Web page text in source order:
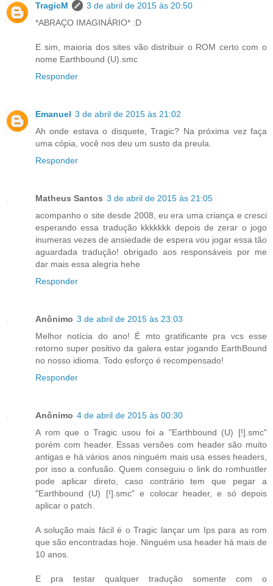
TragicM
3 de abril de 2015 às 20:50
*ABRAÇO IMAGINÁRIO* :D
E sim, maioria dos sites vão distribuir o ROM certo com o
nome Earthbound (U).smc
Responder
Emanuel 3 de abril de 2015 às 21:02
Ah onde estava o disquete, Tragic? Na próxima vez faça
uma cópia, você nos deu um susto da preula.
Responder
Matheus Santos 3 de abril de 2015 às 21:05
acompanho o site desde 2008, eu era uma criança e cresci
esperando essa tradução kkkkkkk depois de zerar o jogo
inumeras vezes de ansiedade de espera vou jogar essa tão
aguardada tradução! obrigado aos responsáveis por me
dar mais essa alegria hehe
Responder
Anônimo 3 de abril de 2015 às 23:03
Melhor notícia do ano! É mto gratificante pra vcs esse
retorno super positivo da galera estar jogando EarthBound
no nosso idioma. Todo esforço é recompensado!
Responder
Anônimo 4 de abril de 2015 às 00:30
A rom que o Tragic usou foi a "Earthbound (U) [!].smc"
porém com header. Essas versões com header são muito
antigas e há vários anos ninguém mais usa esses headers,
por isso a confusão. Quem conseguiu o link do romhustler
pode aplicar direto, caso contrário tem que pegar a
"Earthbound (U) [!].smc" e colocar header, e só depois
aplicar o patch.
A solução mais fácil é o Tragic lançar um Ips para as rom
que são encontradas hoje. Ninguém usa header há mais de
10 anos.
E pra testar qualquer tradução somente com o